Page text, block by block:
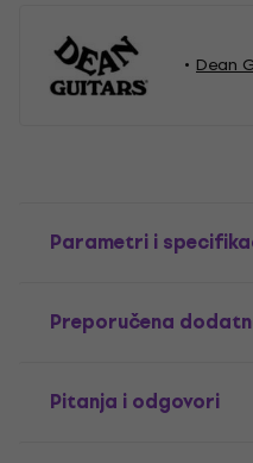
Dean
Parametri i
Preporučena
Pitanja i odgovori